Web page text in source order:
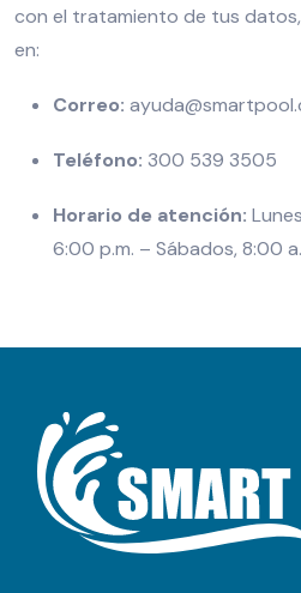
con el tratamiento de tus
en:
Correo:
Teléfono: 300 539 3505
Horario de atención:
6:00 p.m. – Sábados, 8:00